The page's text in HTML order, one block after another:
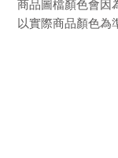
商品圖檔顏色會因
以實際商品顏色為